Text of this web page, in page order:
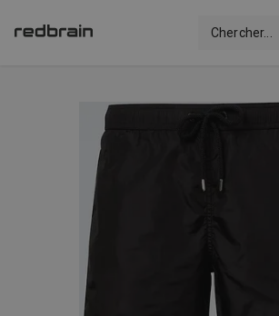
Chercher...